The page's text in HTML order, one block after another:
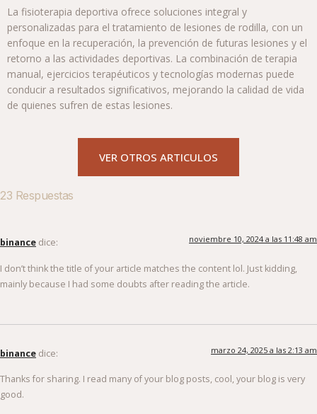
La fisioterapia deportiva ofrece soluciones integral y
personalizadas para el tratamiento de lesiones de rodilla, con un
enfoque en la recuperación, la prevención de futuras lesiones y el
retorno a las actividades deportivas. La combinación de terapia
manual, ejercicios terapéuticos y tecnologías modernas puede
conducir a resultados significativos, mejorando la calidad de vida
de quienes sufren de estas lesiones.
VER OTROS ARTICULOS
23 Respuestas
binance dice: noviembre 10, 2024 a las 11:48 am
I don’t think the title of your article matches the content lol. Just kidding,
mainly because I had some doubts after reading the article.
binance dice: marzo 24, 2025 a las 2:13 am
Thanks for sharing. I read many of your blog posts, cool, your blog is very
good.